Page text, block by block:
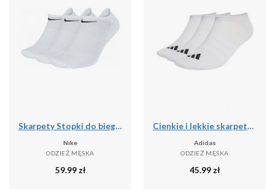
Skarpety Stopki do biegania unisex Everyday Cushion No Show 3 pary
Nike
ODZIEŻ MĘSKA
59.99 zł
Cienkie i lekkie skarpetki niewidoczne adidas (x3)
Adidas
ODZIEŻ MĘSKA
45.99 zł